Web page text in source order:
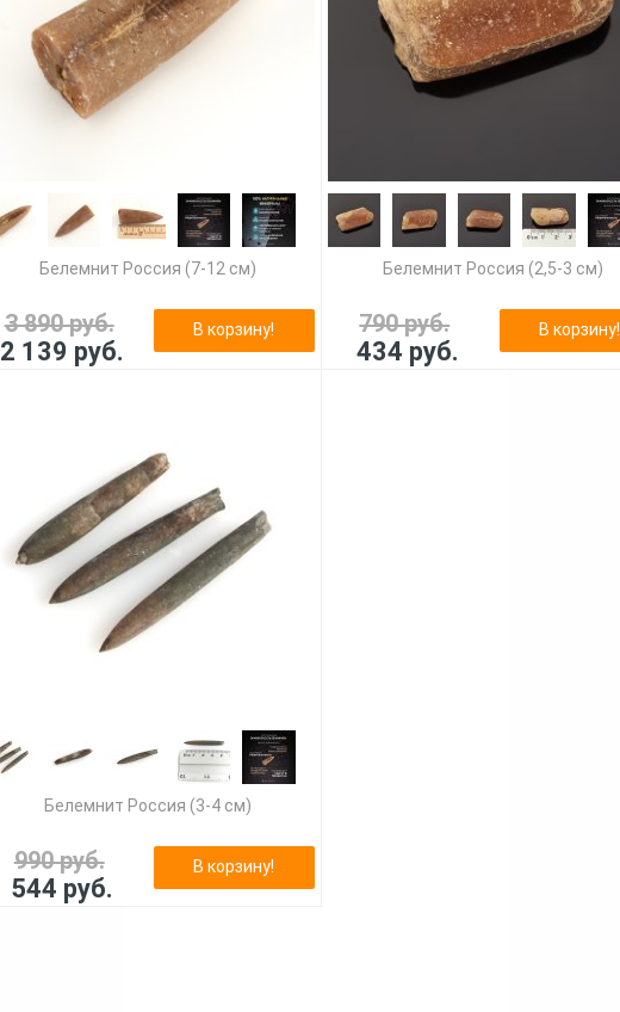
Белемнит Россия (7-12 см)
3 890 руб.
2 139 руб.
В корзину!
Белемнит Россия (2,5-3 см)
790 руб.
434 руб.
В корзину!
Белемнит Россия (3-4 см)
990 руб.
544 руб.
В корзину!